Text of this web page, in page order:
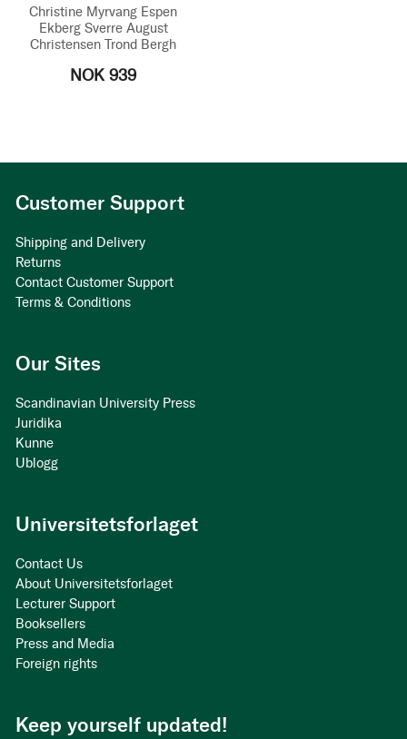
Christine Myrvang Espen
Ekberg Sverre August
Christensen Trond Bergh
NOK 939
Customer Support
Shipping and Delivery
Returns
Contact Customer Support
Terms & Conditions
Our Sites
Scandinavian University Press
Juridika
Kunne
Ublogg
Universitetsforlaget
Contact Us
About Universitetsforlaget
Lecturer Support
Booksellers
Press and Media
Foreign rights
Keep yourself updated!